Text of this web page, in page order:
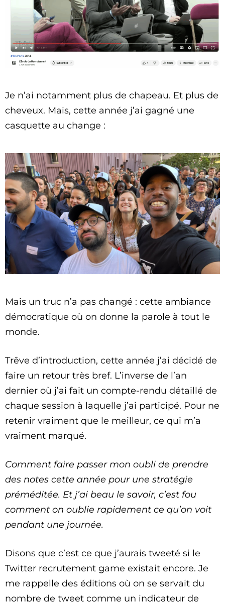
Je n’ai notamment plus de chapeau. Et plus de
cheveux. Mais, cette année j’ai gagné une
casquette au change :
Mais un truc n’a pas changé : cette ambiance
démocratique où on donne la parole à tout le
monde.
Trêve d’introduction, cette année j’ai décidé de
faire un retour très bref. L’inverse de l’an
dernier où j’ai fait un compte-rendu détaillé de
chaque session à laquelle j’ai participé. Pour ne
retenir vraiment que le meilleur, ce qui m’a
vraiment marqué.
Comment faire passer mon oubli de prendre
des notes cette année pour une stratégie
préméditée. Et j’ai beau le savoir, c’est fou
comment on oublie rapidement ce qu’on voit
pendant une journée.
Disons que c’est ce que j’aurais tweeté si le
Twitter recrutement game existait encore. Je
me rappelle des éditions où on se servait du
nombre de tweet comme un indicateur de